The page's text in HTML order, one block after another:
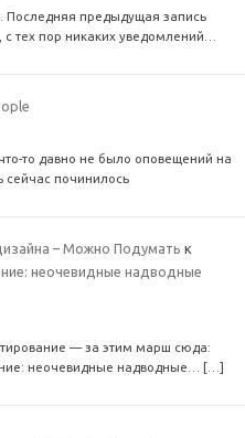
Последняя предыдущая запись
тех пор никаких уведомлений…
то давно не было оповещений на
сейчас починилось
– Можно Подумать к
неочевидные надводные
— за этим марш сюда:
неочевидные надводные… […]